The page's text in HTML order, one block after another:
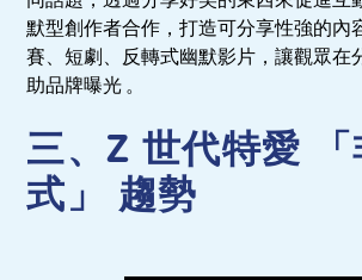
默型創作者合作，打造可分享性強的內
賽、短劇、反轉式幽默影片，讓觀眾在
助品牌曝光 。
三、Z 世代特愛 「
式」 趨勢